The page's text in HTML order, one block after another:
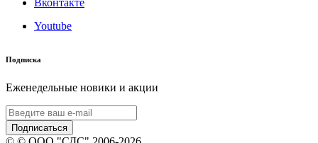
Вконтакте
Youtube
Подписка
Еженедельные новики и акции
Подписаться